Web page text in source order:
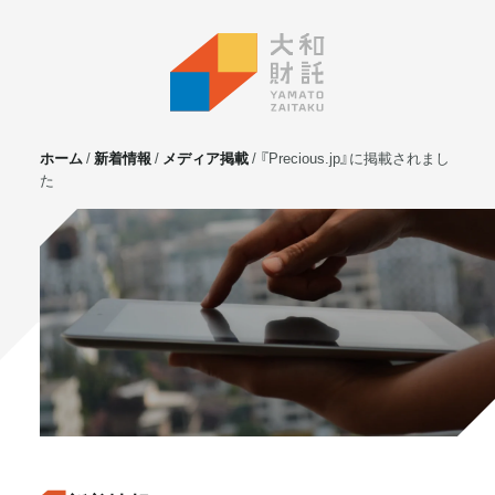
サービス
不動産投資
⼟地活⽤
マンション管理
賃貸管理
実需用戸建・マンション
ホテル事業
ホーム 新着情報 メディア掲載
『Precious.jp』に掲載されまし
た